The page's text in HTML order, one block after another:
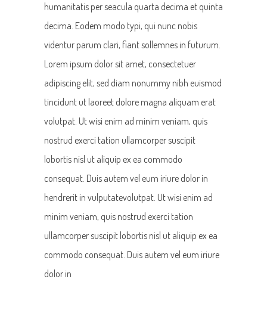
humanitatis per seacula quarta decima et quinta
decima. Eodem modo typi, qui nunc nobis
videntur parum clari, fiant sollemnes in futurum.
Lorem ipsum dolor sit amet, consectetuer
adipiscing elit, sed diam nonummy nibh euismod
tincidunt ut laoreet dolore magna aliquam erat
volutpat. Ut wisi enim ad minim veniam, quis
nostrud exerci tation ullamcorper suscipit
lobortis nisl ut aliquip ex ea commodo
consequat. Duis autem vel eum iriure dolor in
hendrerit in vulputatevolutpat. Ut wisi enim ad
minim veniam, quis nostrud exerci tation
ullamcorper suscipit lobortis nisl ut aliquip ex ea
commodo consequat. Duis autem vel eum iriure
dolor in